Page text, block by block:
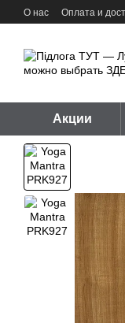
Перейти к
О нас Оплата и
Акции